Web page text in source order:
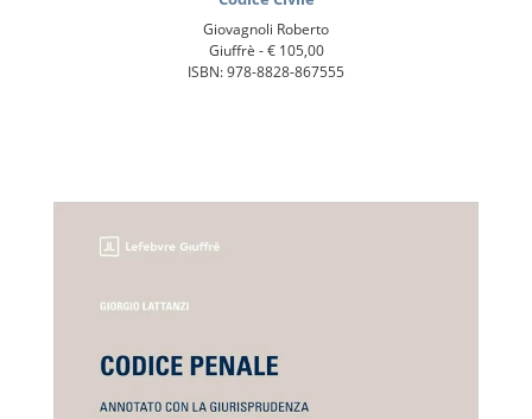
Giovagnoli Roberto
Giuffrè -€ 105,00
ISBN: 978-8828-867555